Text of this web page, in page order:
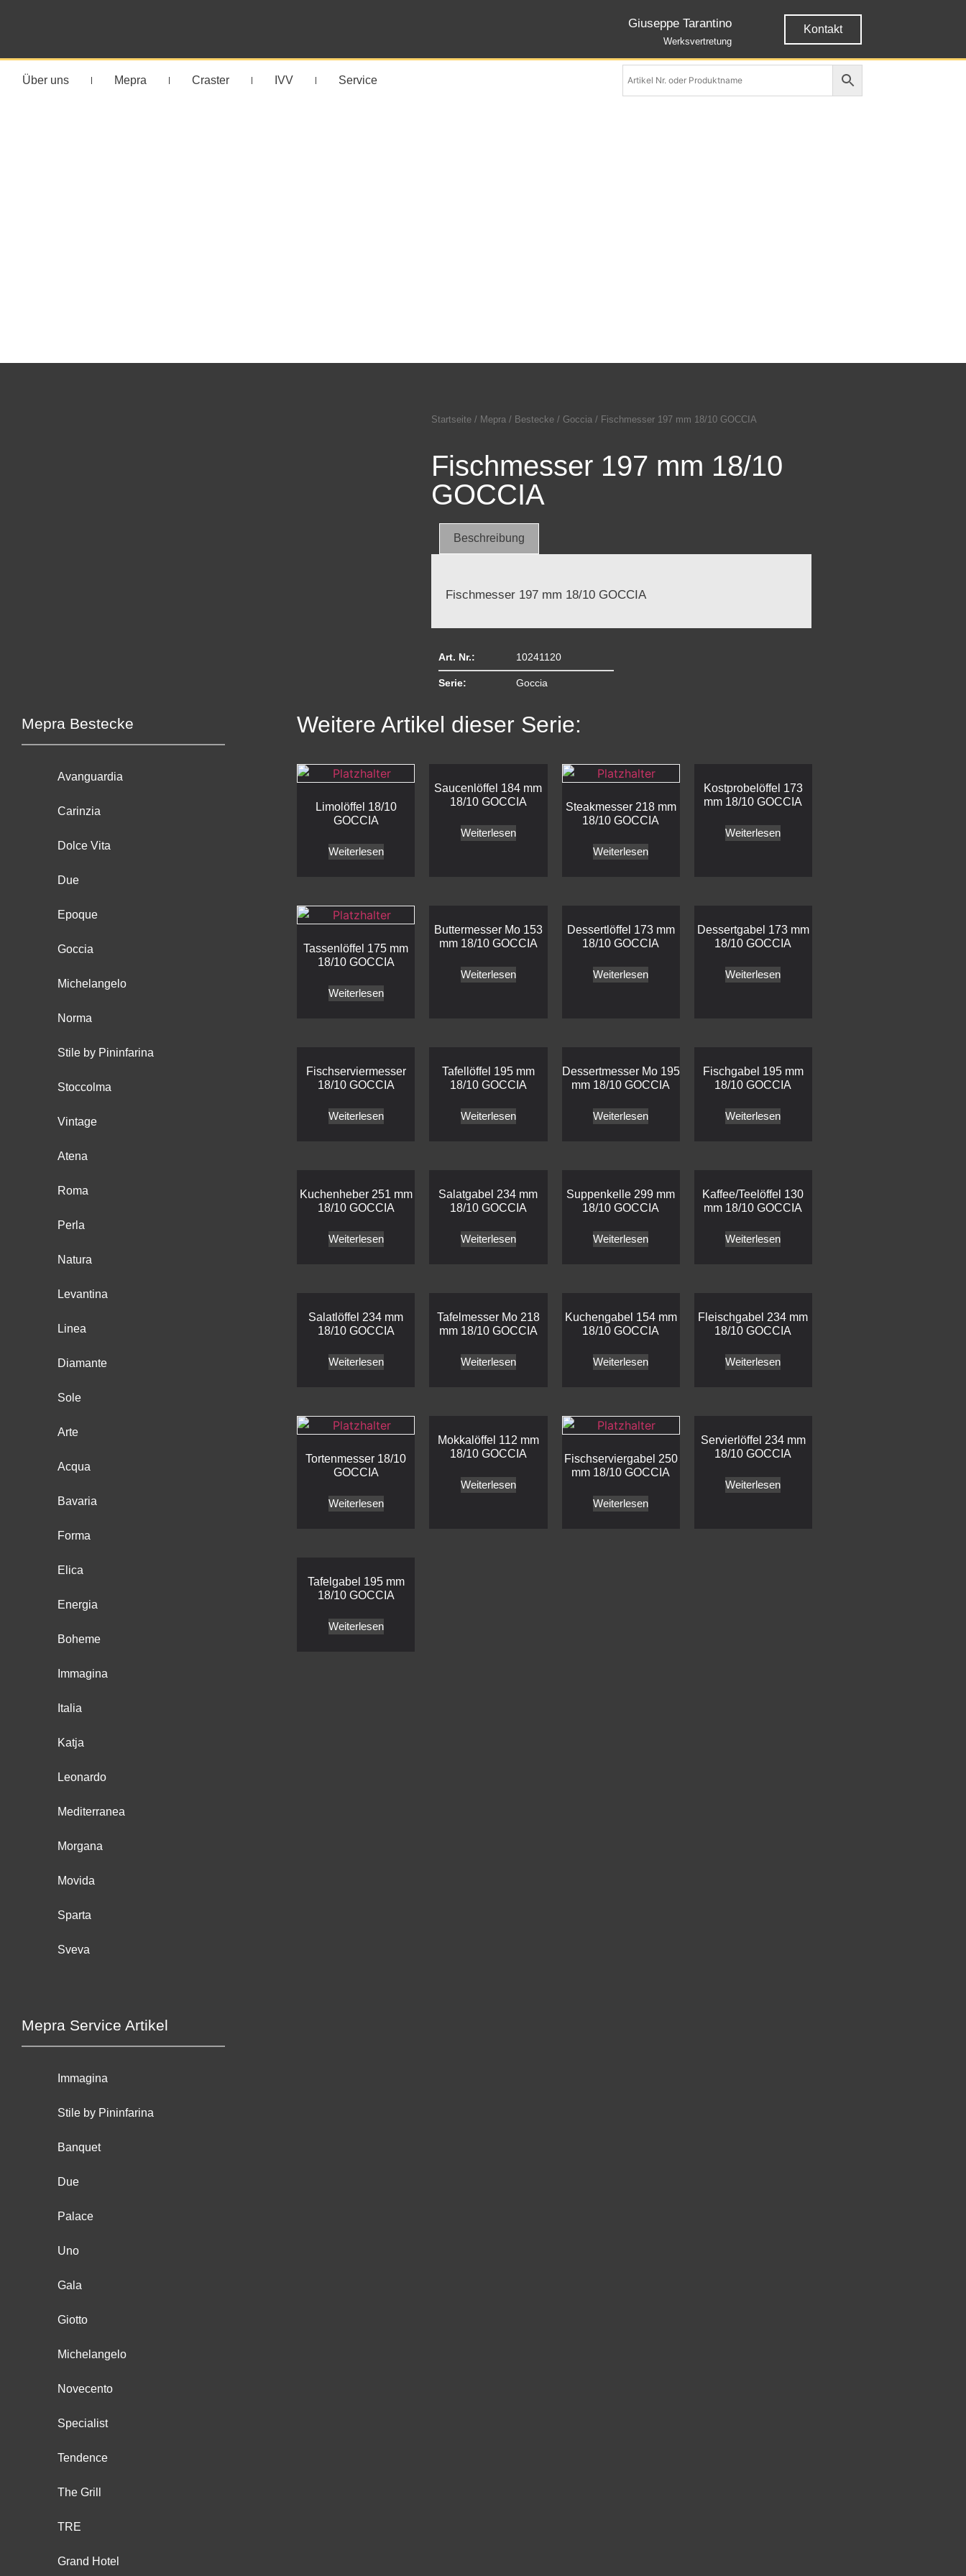
Giuseppe Tarantino
Werksvertretung
Kontakt
Über uns Mepra Craster IVV Service
Startseite / Mepra / Bestecke / Goccia / Fischmesser 197 mm 18/10 GOCCIA
Fischmesser 197 mm 18/10
GOCCIA
Beschreibung
Fischmesser 197 mm 18/10 GOCCIA
Art. Nr.: 10241120
Serie: Goccia
Mepra Bestecke
Avanguardia
Carinzia
Dolce Vita
Due
Epoque
Goccia
Michelangelo
Norma
Stile by Pininfarina
Stoccolma
Vintage
Atena
Roma
Perla
Natura
Levantina
Linea
Diamante
Sole
Arte
Acqua
Bavaria
Forma
Elica
Energia
Boheme
Immagina
Italia
Katja
Leonardo
Mediterranea
Morgana
Movida
Sparta
Sveva
Mepra Service Artikel
Immagina
Stile by Pininfarina
Banquet
Due
Palace
Uno
Gala
Giotto
Michelangelo
Novecento
Specialist
Tendence
The Grill
TRE
Grand Hotel
Weitere Artikel dieser Serie:
Limolöffel 18/10
GOCCIA
Weiterlesen
Saucenlöffel 184 mm
18/10 GOCCIA
Weiterlesen
Steakmesser 218 mm
18/10 GOCCIA
Weiterlesen
Kostprobelöffel 173
mm 18/10 GOCCIA
Weiterlesen
Tassenlöffel 175 mm
18/10 GOCCIA
Weiterlesen
Buttermesser Mo 153
mm 18/10 GOCCIA
Weiterlesen
Dessertlöffel 173 mm
18/10 GOCCIA
Weiterlesen
Dessertgabel 173 mm
18/10 GOCCIA
Weiterlesen
Fischserviermesser
18/10 GOCCIA
Weiterlesen
Tafellöffel 195 mm
18/10 GOCCIA
Weiterlesen
Dessertmesser Mo 195
mm 18/10 GOCCIA
Weiterlesen
Fischgabel 195 mm
18/10 GOCCIA
Weiterlesen
Kuchenheber 251 mm
18/10 GOCCIA
Weiterlesen
Salatgabel 234 mm
18/10 GOCCIA
Weiterlesen
Suppenkelle 299 mm
18/10 GOCCIA
Weiterlesen
Kaffee/Teelöffel 130
mm 18/10 GOCCIA
Weiterlesen
Salatlöffel 234 mm
18/10 GOCCIA
Weiterlesen
Tafelmesser Mo 218
mm 18/10 GOCCIA
Weiterlesen
Kuchengabel 154 mm
18/10 GOCCIA
Weiterlesen
Fleischgabel 234 mm
18/10 GOCCIA
Weiterlesen
Tortenmesser 18/10
GOCCIA
Weiterlesen
Mokkalöffel 112 mm
18/10 GOCCIA
Weiterlesen
Fischserviergabel 250
mm 18/10 GOCCIA
Weiterlesen
Servierlöffel 234 mm
18/10 GOCCIA
Weiterlesen
Tafelgabel 195 mm
18/10 GOCCIA
Weiterlesen